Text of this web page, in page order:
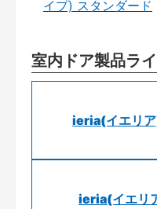
イプ) スタンダード
室内ドア製品ラ
ieria(イエリア
ieria(イエリ